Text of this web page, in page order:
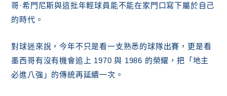
哥·希門尼斯與這批年輕球員能不能在家門口寫下屬於自己
的時代。
對球迷來說，今年不只是看一支熟悉的球隊出賽，更是看
墨西哥有沒有機會追上 1970 與 1986 的榮耀，把「地主
必進八強」的傳統再延續一次。